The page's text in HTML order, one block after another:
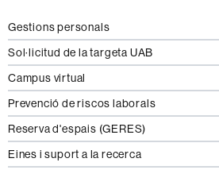
Gestions personals
Sol·licitud de la targeta UAB
Campus virtual
Prevenció de riscos laborals
Reserva d'espais (GERES)
Eines i suport a la recerca